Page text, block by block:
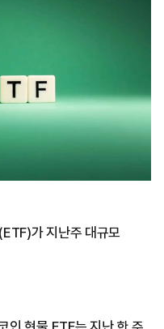
가 지난주 대규모